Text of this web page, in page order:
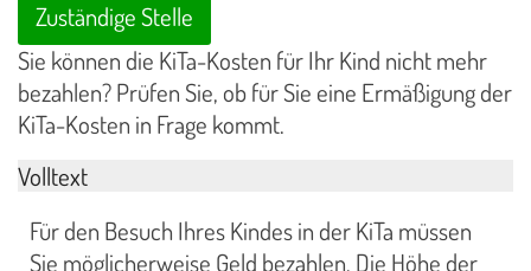
Zuständige Stelle
Sie können die KiTa-Kosten für Ihr Kind nicht mehr
bezahlen? Prüfen Sie, ob für Sie eine Ermäßigung der
KiTa-Kosten in Frage kommt.
Volltext
Für den Besuch Ihres Kindes in der KiTa müssen
Sie möglicherweise Geld bezahlen. Die Höhe der